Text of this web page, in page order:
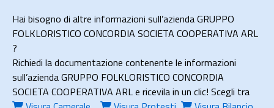
Hai bisogno di altre informazioni sull’azienda GRUPPO
FOLKLORISTICO CONCORDIA SOCIETA COOPERATIVA ARL
?
Richiedi la documentazione contenente le informazioni
sull’azienda GRUPPO FOLKLORISTICO CONCORDIA
SOCIETA COOPERATIVA ARL e ricevila in un clic! Scegli tra